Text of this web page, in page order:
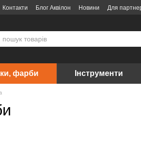
Контакти Блог Аквілон Новини Для
фарби Інструменти